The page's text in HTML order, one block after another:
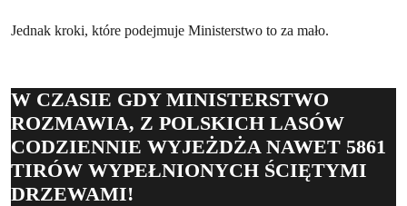
Jednak kroki, które podejmuje Ministerstwo to za mało.
W CZASIE GDY MINISTERSTWO
ROZMAWIA, Z POLSKICH LASÓW
CODZIENNIE WYJEŻDŻA NAWET 5861
TIRÓW WYPEŁNIONYCH ŚCIĘTYMI
DRZEWAMI!